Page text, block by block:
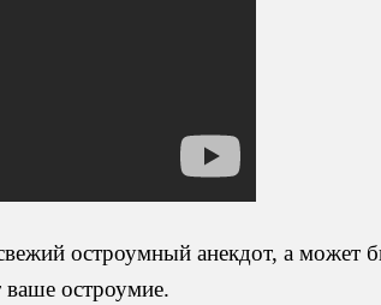
остроумный анекдот, а может
остроумие.